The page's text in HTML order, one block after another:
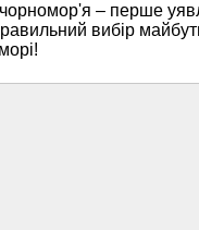
– перше
вибір